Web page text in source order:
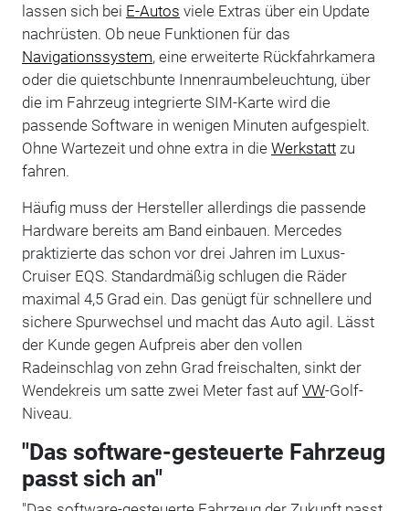
lassen sich bei E-Autos viele Extras über ein Update
nachrüsten. Ob neue Funktionen für das
Navigationssystem, eine erweiterte Rückfahrkamera
oder die quietschbunte Innenraumbeleuchtung, über
die im Fahrzeug integrierte SIM-Karte wird die
passende Software in wenigen Minuten aufgespielt.
Ohne Wartezeit und ohne extra in die Werkstattzu
fahren.
Häufig muss der Hersteller allerdings die passende
Hardware bereits am Band einbauen. Mercedes
praktizierte das schon vor drei Jahren im Luxus-
Cruiser EQS. Standardmäßig schlugen die Räder
maximal 4,5 Grad ein. Das genügt für schnellere und
sichere Spurwechsel und macht das Auto agil. Lässt
der Kunde gegen Aufpreis aber den vollen
Radeinschlag von zehn Grad freischalten, sinkt der
Wendekreis um satte zwei Meter fast auf VW-Golf-
Niveau.
"Das software-gesteuerte Fahrzeug
passt sich an"